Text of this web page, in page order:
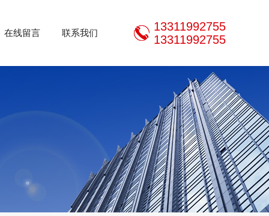
在线留言 联系我们
13311992755
13311992755